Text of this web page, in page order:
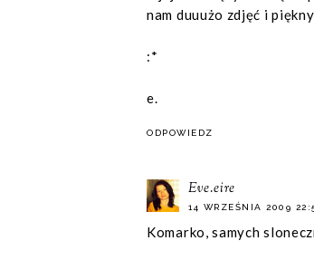
nam duuużo zdjęć i
:*
e.
ODPOWIEDZ
Eve.eire
14 WRZEŚNIA 2009
Komarko, samych